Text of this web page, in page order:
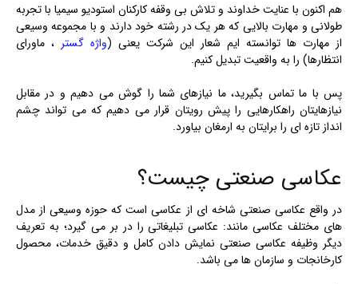
هم اکنون با عنایت خداوند و تلاش بی وقفه کارکنان استودیو سیمیا با تجربه
طولانی و مهارت بالایی که هر یک در رشته خود دارند و با مجموعه وسیعی
از مهارت ها توانسته ایم شعار این شرکت یعنی (واژه گستر ، ماورای
انتظارها) را به واقعیت تبدیل کنیم.
پس با ما تماس بگیرید، ما نیازهای شما را گوش می دهیم و در مقابل
نیازهایتان راهکارهایی را پیش رویتان قرار می دهیم که می تواند چشم
انداز تازه ای را برایتان به ارمغان بیاورد.
عکاسی صنعتی چیست؟
در واقع عکاسی صنعتی شاخه ای از عکاسی است که حوزه وسیعی از مدل
های مختلف عکاسی مانند: عکاسی تبلیغاتی را در بر می گیرد؛ به تعریف
دیگر وظیفه عکاسی صنعتی نمایش دادن کامل و دقیق خدمات، محصول
کارخانجات و سازمان ها می باشد.